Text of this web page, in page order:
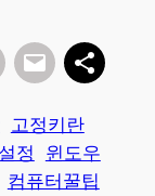
고정키란
정
윈도우
컴퓨터꿀팁